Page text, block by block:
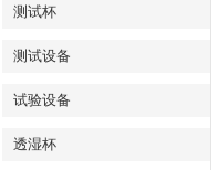
测试杯
测试设备
试验设备
透湿杯